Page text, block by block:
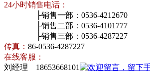
24小时销售电话：
├销售一部：0536-4212670
├销售二部：0536-4101777
├销售三部：0536-4287227
传真： 86-0536-4287227
在线客服：
刘经理 18653668101